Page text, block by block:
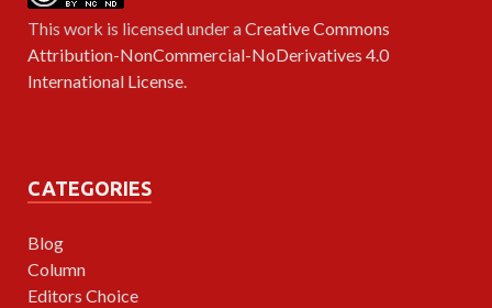
This work is licensed under aCreative Commons
Attribution-NonCommercial-NoDerivatives 4.0
International License.
CATEGORIES
Blog
Column
Editors Choice